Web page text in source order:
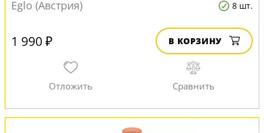
Eglo (Австрия) 8 шт.
1 990 ₽ В КОРЗИНУ